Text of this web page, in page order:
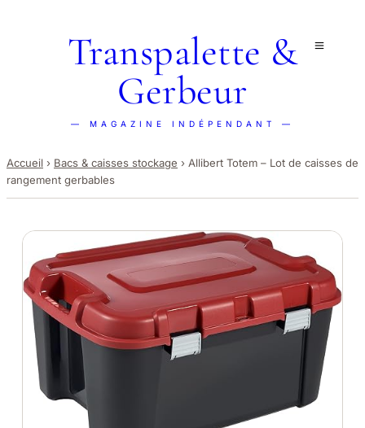
Transpalette &
Gerbeur
— MAGAZINE INDÉPENDANT —
Accueil › Bacs & caisses stockage › Allibert Totem – Lot de caisses de
rangement gerbables